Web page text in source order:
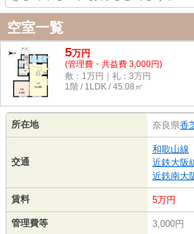
空室一覧
5万円
(管理費・共益費 3,000円)
敷：1万円｜礼：3万円
1階 / 1LDK / 45.08㎡
所在地 奈良県香
交通
和歌山線
近鉄大阪
近鉄南大
賃料 5万円
管理費等 3,000円